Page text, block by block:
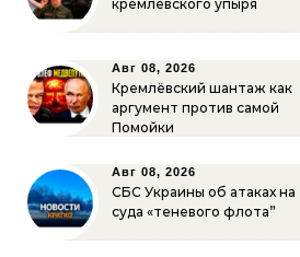
кремлёвского упыря
Авг 08, 2026
Кремлёвский шантаж как
аргумент против самой
Помойки
Авг 08, 2026
СБС Украины об атаках на
суда «теневого флота”